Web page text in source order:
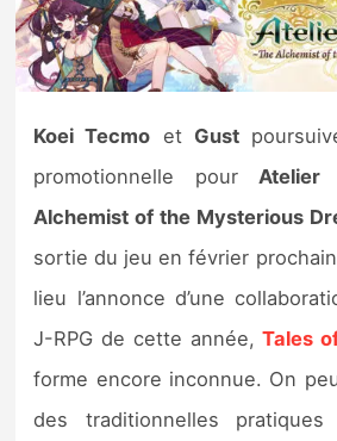
Nintendo Direct
Tests et previews
Tests de jeux
Tests d’accessoires
Autres tests
Previews
Précommandes
Koei Tecmo et Gust
promotionnelle pour
Alchemist of the Mysterious
sortie du jeu en février
lieu l’annonce d’une
J-RPG de cette année,Tales
forme encore inconnue. On
des traditionnelles